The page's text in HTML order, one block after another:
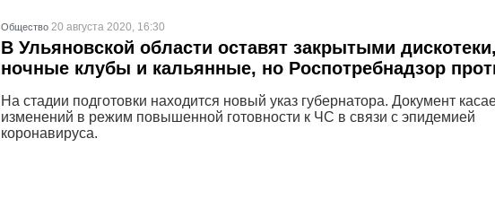
Общество 20 августа 2020, 16:30
В Ульяновской области оставят закрытыми
ночные клубы и кальянные, но Роспотребнадзор
На стадии подготовки находится новый указ губернатора. Документ
изменений в режим повышенной готовности к ЧС в связи с эпидемией
коронавируса.